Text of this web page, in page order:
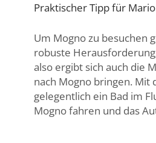
Praktischer Tipp für
Um Mogno zu besuchen
robuste
also ergibt sich auch die
nach Mogno bringen. Mit
gelegentlich ein Bad im
Mogno fahren und das